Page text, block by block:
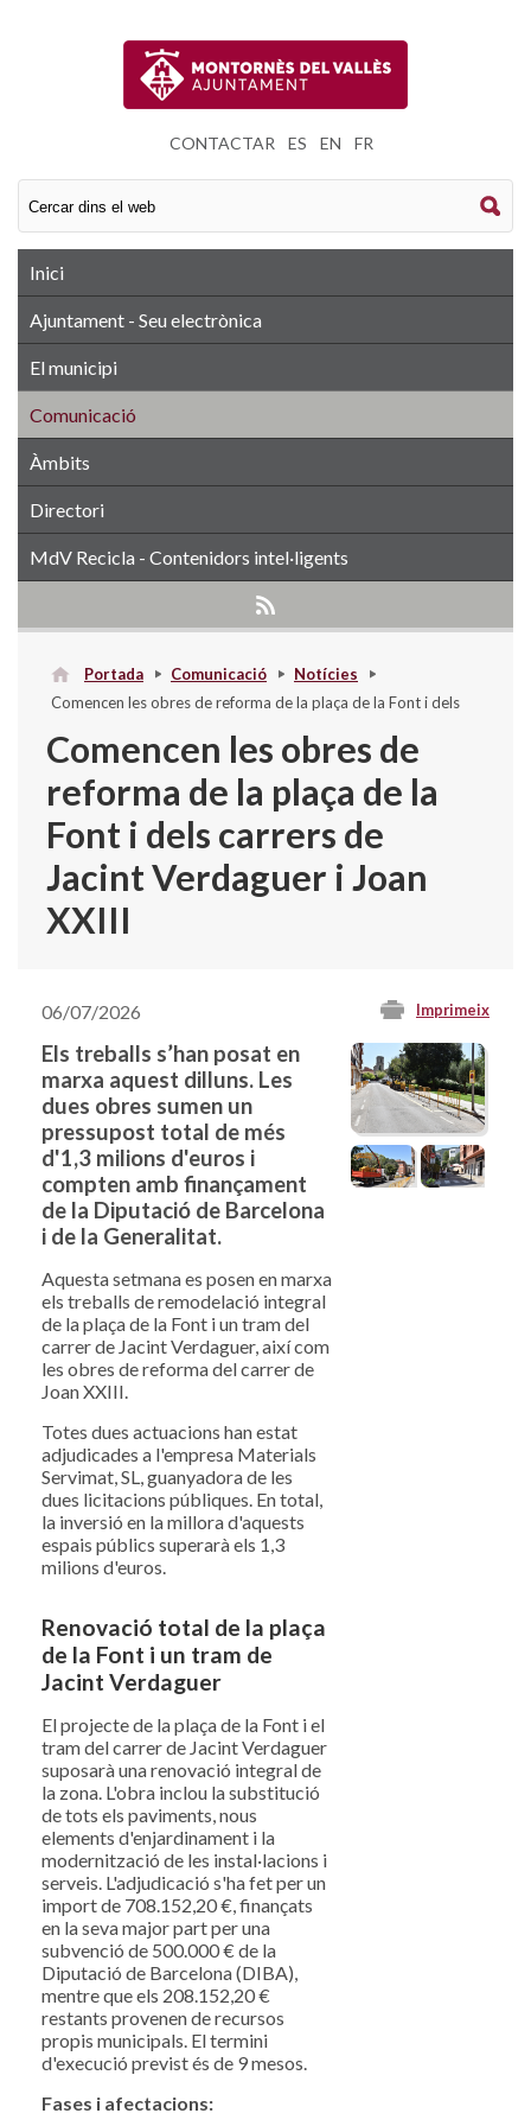
CONTACTAR ES EN FR
Inici
Ajuntament - Seu electrònica
El municipi
Comunicació
Àmbits
Directori
MdV Recicla - Contenidors intel·ligents
Portada Comunicació
Notícies
Comencen les obres de reforma de la plaça de la Font i dels
Comencen les obres de
reforma de la plaça de la
Font i dels carrers de
Jacint Verdaguer i Joan
XXIII
Imprimeix
06/07/2026
Els treballs s’han posat en
marxa aquest dilluns. Les
dues obres sumen un
pressupost total de més
d'1,3 milions d'euros i
compten amb finançament
de la Diputació de Barcelona
i de la Generalitat.
Aquesta setmana es posen en marxa
els treballs de remodelació integral
de la plaça de la Font i un tram del
carrer de Jacint Verdaguer, així com
les obres de reforma del carrer de
Joan XXIII.
Totes dues actuacions han estat
adjudicades a l'empresa Materials
Servimat, SL, guanyadora de les
dues licitacions públiques. En total,
la inversió en la millora d'aquests
espais públics superarà els 1,3
milions d'euros.
Renovació total de la plaça
de la Font i un tram de
Jacint Verdaguer
El projecte de la plaça de la Font i el
tram del carrer de Jacint Verdaguer
suposarà una renovació integral de
la zona. L'obra inclou la substitució
de tots els paviments, nous
elements d'enjardinament i la
modernització de les instal·lacions i
serveis. L'adjudicació s'ha fet per un
import de 708.152,20 €, finançats
en la seva major part per una
subvenció de 500.000 € de la
Diputació de Barcelona (DIBA),
mentre que els 208.152,20 €
restants provenen de recursos
propis municipals. El termini
d'execució previst és de 9 mesos.
Fases i afectacions: